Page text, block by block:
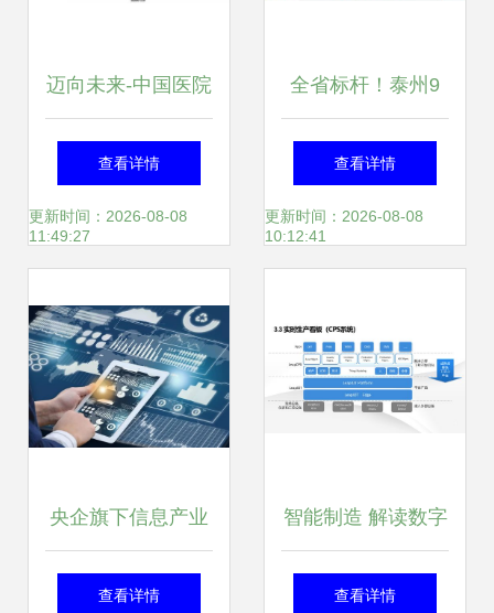
迈向未来-中国医院
的信息化走向 信息
系统集成服务引领
查看详情
更新时间：2026-08-08
11:49:27
全省标杆！泰州9
家企业荣膺省工业
互联网标杆工厂，
成转型关键
查看详情
更新时间：2026-08-08
10:12:41
央企旗下信息产业
公司33.53%股权转
查看详情
智能制造 解读数字
化转型智慧工厂建
查看详情